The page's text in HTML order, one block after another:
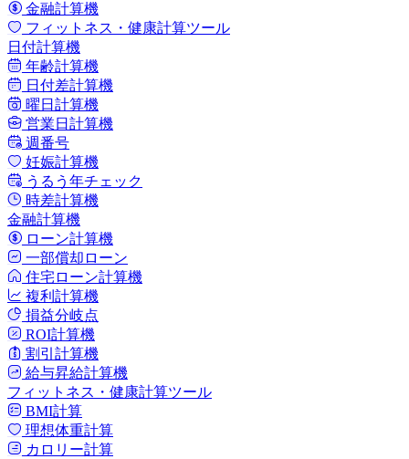
金融計算機
フィットネス・健康計算ツール
日付計算機
年齢計算機
日付差計算機
曜日計算機
営業日計算機
週番号
妊娠計算機
うるう年チェック
時差計算機
金融計算機
ローン計算機
一部償却ローン
住宅ローン計算機
複利計算機
損益分岐点
ROI計算機
割引計算機
給与昇給計算機
フィットネス・健康計算ツール
BMI計算
理想体重計算
カロリー計算